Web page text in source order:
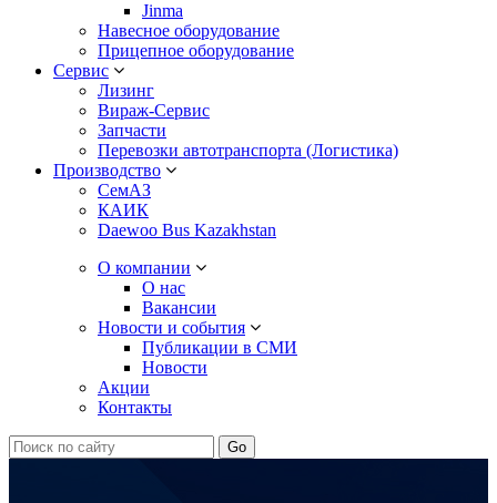
Jinma
Навесное оборудование
Прицепное оборудование
Сервис
Лизинг
Вираж-Сервис
Запчасти
Перевозки автотранспорта (Логистика)
Производство
СемАЗ
КАИК
Daewoo Bus Kazakhstan
О компании
О нас
Вакансии
Новости и события
Публикации в СМИ
Новости
Акции
Контакты